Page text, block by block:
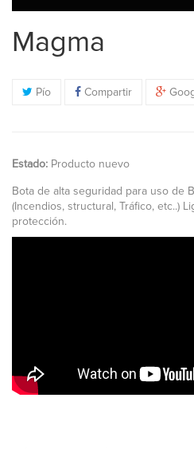
Magma
Pío Compartir
Estado: Producto nuevo
Bota de alta seguridad para uso de
(Incendios, structural, Tráfico, etc..)
protección.